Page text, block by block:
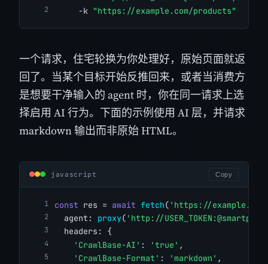
     -k
"https://example.com/products"
一个请求，住宅轮换为你处理好，原始页面就返
回了。当某个目标开始反推回来，或者当消费方
是想要干净输入的 agent 时，你在同一请求上选
择启用 AI 行为。下面的示例使用 AI 层，并请求
markdown 输出而非原始 HTML。
javascript Copy
const res = await fetch( 'https://
  agent:
proxy( 'http://
  headers: {
'CrawlBase-AI' : 'true' ,
'CrawlBase-Format' : 'markdown' ,